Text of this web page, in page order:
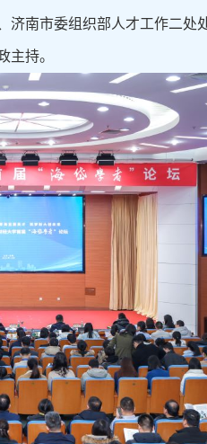
南市委组织部人才工作二处
主持。